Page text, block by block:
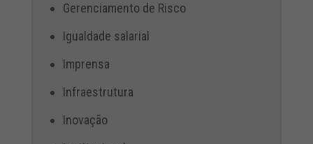
Gerenciamento de Risco
Igualdade salarial
Imprensa
Infraestrutura
Inovação